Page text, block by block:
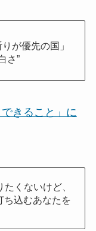
が優先の国」
さ”
きること」に
くないけど、
ち込むあなたを